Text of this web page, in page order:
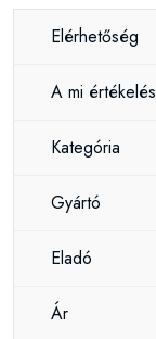
Elérhetőség
A mi
Kategória
Gyártó
Eladó
Ár